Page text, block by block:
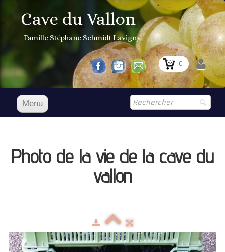
Cave du Vallon
Famille Stéphane Schmidt Lavigny
0
Menu
Boutique▼
Dégustation
Photo de la vie de la cave du
vallon